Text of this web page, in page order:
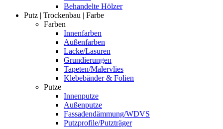
Behandelte Hölzer
Putz | Trockenbau | Farbe
Farben
Innenfarben
Außenfarben
Lacke/Lasuren
Grundierungen
Tapeten/Malervlies
Klebebänder & Folien
Putze
Innenputze
Außenputze
Fassadendämmung/WDVS
Putzprofile/Putzträger